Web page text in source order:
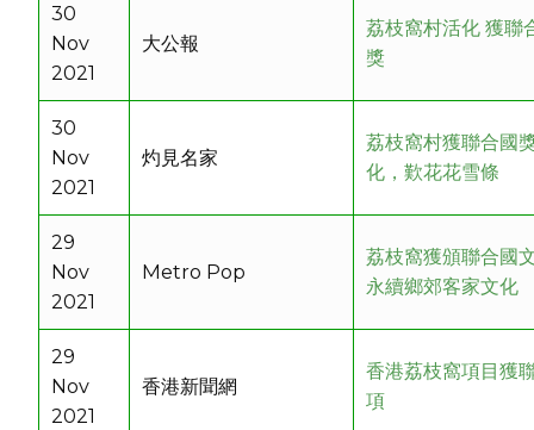
30
Nov
2021
大公報
荔枝窩村活化 獲聯
獎
30
Nov
2021
灼見名家
荔枝窩村獲聯合國
化，歎花花雪條
29
Nov
2021
Metro Pop
荔枝窩獲頒聯合國
永續鄉郊客家文化
29
Nov
2021
香港新聞網
香港荔枝窩項目獲
項